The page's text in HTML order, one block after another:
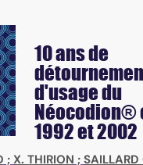
10 ans de
d'usage du
Néocodion®
1992 et 2002
; X. THIRION ; SAILLARD